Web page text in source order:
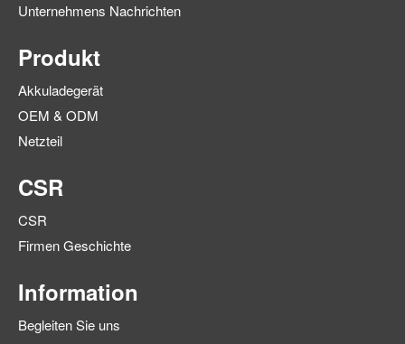
Unternehmens Nachrichten
Produkt
Akkuladegerät
OEM & ODM
Netzteil
CSR
CSR
Firmen Geschichte
Information
Begleiten Sie uns